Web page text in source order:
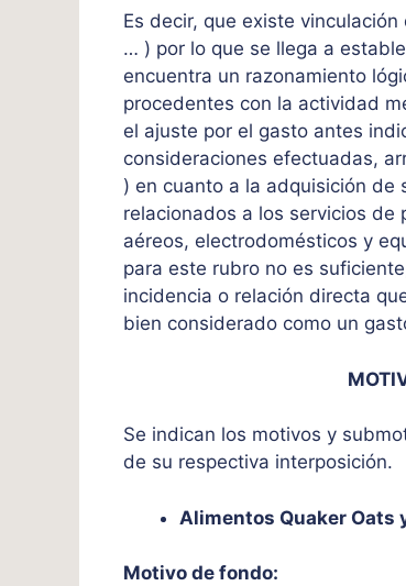
Es decir, que existe
… ) por lo que se llega a
encuentra un razonamiento
procedentes con la actividad
el ajuste por el gasto antes
consideraciones efectuadas,
) en cuanto a la adquisición
relacionados a los servicios
aéreos, electrodomésticos y
para este rubro no es
incidencia o relación directa
bien considerado como un
Se indican los motivos y
de su respectiva interposición.
Alimentos Quaker Oats
Motivo de fondo: